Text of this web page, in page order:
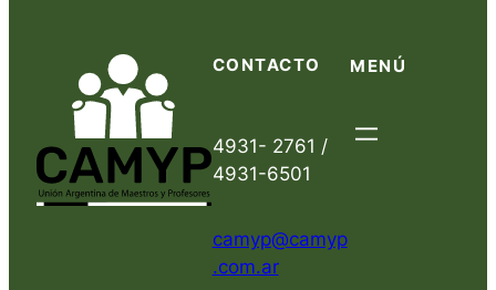
CONTACTO
4931- 2761 /
4931-6501
camyp@camyp
.com.ar
MENÚ